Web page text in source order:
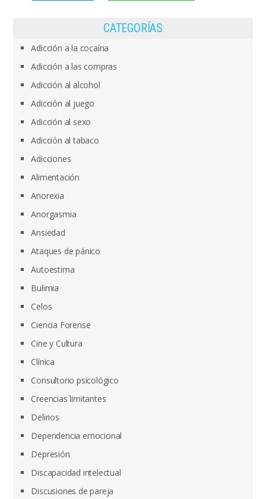
CATEGORÍAS
Adicción a la cocaína
Adicción a las compras
Adicción al alcohol
Adicción al juego
Adicción al sexo
Adicción al tabaco
Adicciones
Alimentación
Anorexia
Anorgasmia
Ansiedad
Ataques de pánico
Autoestima
Bulimia
Celos
Ciencia Forense
Cine y Cultura
Clínica
Consultorio psicológico
Creencias limitantes
Delirios
Dependencia emocional
Depresión
Discapacidad intelectual
Discusiones de pareja